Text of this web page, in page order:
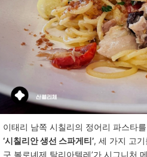
이태리 남쪽 시칠리의 정어리 파스타를
‘시칠리안 생선 스파게티’, 세 가지 고기
구 볼로녜제 탈리아텔레’가 시그니처